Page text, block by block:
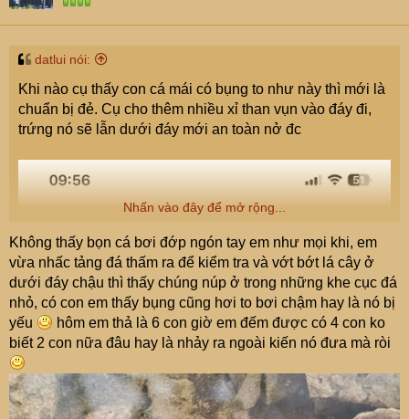
datlui nói:
Khi nào cụ thấy con cá mái có bụng to như này thì mới là
chuẩn bị đẻ. Cụ cho thêm nhiều xỉ than vụn vào đáy đi,
trứng nó sẽ lẫn dưới đáy mới an toàn nở đc
Nhấn vào đây để mở rộng...
Không thấy bọn cá bơi đớp ngón tay em như mọi khi, em
vừa nhấc tảng đá thấm ra để kiểm tra và vớt bớt lá cây ở
dưới đáy chậu thì thấy chúng núp ở trong những khe cục đá
nhỏ, có con em thấy bụng cũng hơi to bơi chậm hay là nó bị
yếu
hôm em thả là 6 con giờ em đếm được có 4 con ko
biết 2 con nữa đâu hay là nhảy ra ngoài kiến nó đưa mà ròi